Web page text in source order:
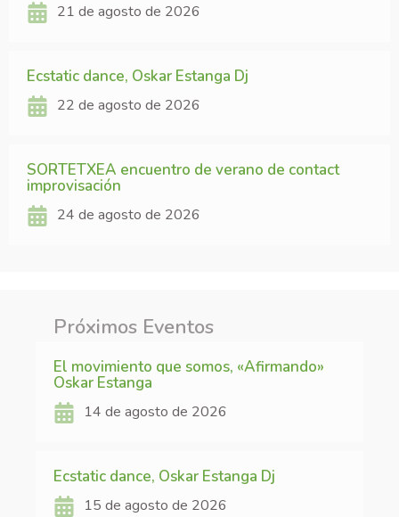
21 de agosto de 2026
Ecstatic dance, Oskar Estanga Dj
22 de agosto de 2026
SORTETXEA encuentro de verano de contact
improvisación
24 de agosto de 2026
Próximos Eventos
El movimiento que somos, «Afirmando»
Oskar Estanga
14 de agosto de 2026
Ecstatic dance, Oskar Estanga Dj
15 de agosto de 2026